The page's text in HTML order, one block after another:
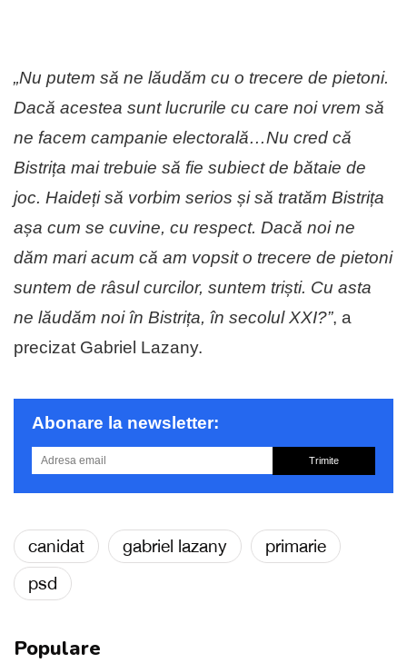
„Nu putem să ne lăudăm cu o trecere de pietoni.
Dacă acestea sunt lucrurile cu care noi vrem să
ne facem campanie electorală…Nu cred că
Bistrița mai trebuie să fie subiect de bătaie de
joc. Haideți să vorbim serios și să tratăm Bistrița
așa cum se cuvine, cu respect. Dacă noi ne
dăm mari acum că am vopsit o trecere de pietoni
suntem de râsul curcilor, suntem triști. Cu asta
ne lăudăm noi în Bistrița, în secolul XXI?”, a
precizat Gabriel Lazany.
Abonare la newsletter:
Trimite
canidat gabriel lazany
primarie
psd
Populare